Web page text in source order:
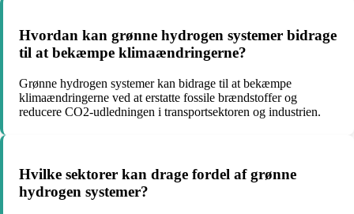
Hvordan kan grønne hydrogen systemer bidrage
til at bekæmpe klimaændringerne?
Grønne hydrogen systemer kan bidrage til at bekæmpe
klimaændringerne ved at erstatte fossile brændstoffer og
reducere CO2-udledningen i transportsektoren og industrien.
Hvilke sektorer kan drage fordel af grønne
hydrogen systemer?